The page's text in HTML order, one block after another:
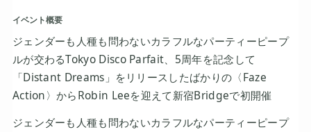
イベント概要
ジェンダーも人種も問わないカラフルなパーティーピープ
ルが交わるTokyo Disco Parfait、5周年を記念して
「Distant Dreams」をリリースしたばかりの〈Faze
Action〉からRobin Leeを迎えて新宿Bridgeで初開催
ジェンダーも人種も問わないカラフルなパーティーピープ